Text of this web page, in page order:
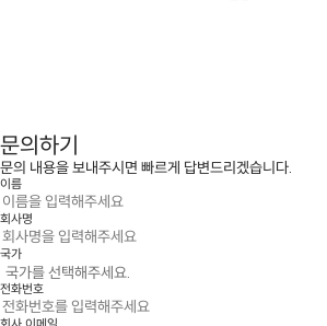
문의하기
문의 내용을 보내주시면 빠르게 답변드리겠습니다.
이름
회사명
국가
전화번호